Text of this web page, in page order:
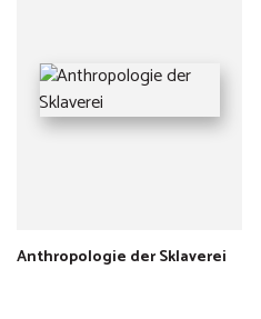
Anthropologie der Sklaverei